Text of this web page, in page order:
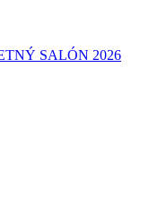
SALÓN 2026